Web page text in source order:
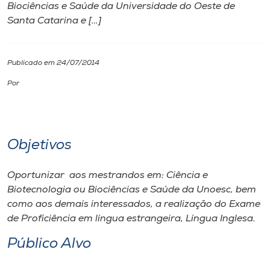
Diplomados
Rádio
Biociências e Saúde da Universidade do Oeste de
Santa Catarina e […]
Publicado em 24/07/2014
Por
Objetivos
Oportunizar aos mestrandos em: Ciência e
Biotecnologia ou Biociências e Saúde da Unoesc, bem
como aos demais interessados, a realização do Exame
de Proficiência em língua estrangeira, Língua Inglesa.
Público Alvo